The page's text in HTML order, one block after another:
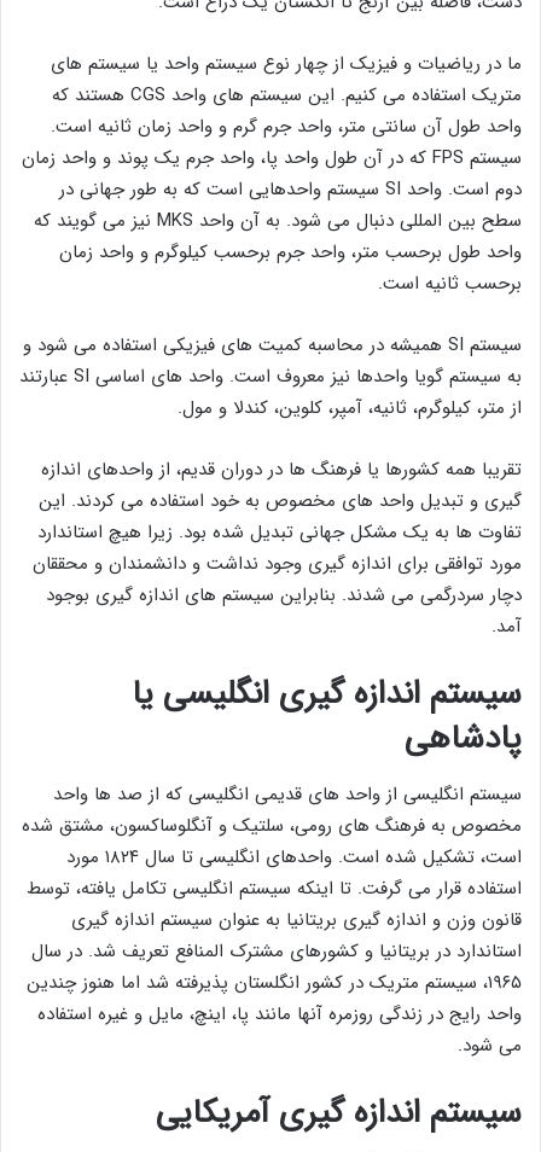
ما در ریاضیات و فیزیک از چهار نوع سیستم واحد یا سیستم های
متریک استفاده می کنیم. این سیستم های واحد CGS هستند که
واحد طول آن سانتی متر، واحد جرم گرم و واحد زمان ثانیه است.
سیستم FPS که در آن طول واحد پا، واحد جرم یک پوند و واحد زمان
دوم است. واحد SI سیستم واحدهایی است که به طور جهانی در
سطح بین المللی دنبال می شود. به آن واحد MKS نیز می گویند که
واحد طول برحسب متر، واحد جرم برحسب کیلوگرم و واحد زمان
برحسب ثانیه است.
سیستم SI همیشه در محاسبه کمیت های فیزیکی استفاده می شود و
به سیستم گویا واحدها نیز معروف است. واحد های اساسی SI عبارتند
از متر، کیلوگرم، ثانیه، آمپر، کلوین، کندلا و مول.
تقریبا همه کشورها یا فرهنگ‌ ها در دوران قدیم، از واحدهای اندازه
‌گیری و تبدیل واحد های مخصوص به خود استفاده می کردند. این
تفاوت ها به یک مشکل جهانی تبدیل شده بود. زیرا هیچ استاندارد
مورد توافقی برای اندازه گیری وجود نداشت و دانشمندان و محققان
دچار سردرگمی می شدند. بنابراین سیستم های اندازه گیری بوجود
آمد.
سیستم اندازه گیری انگلیسی یا
پادشاهی
سیستم انگلیسی از واحد های قدیمی انگلیسی که از صد ها واحد
مخصوص به فرهنگ های رومی، سلتیک و آنگلوساکسون، مشتق شده
است، تشکیل شده است. واحدهای انگلیسی تا سال ۱۸۲۴ مورد
استفاده قرار می گرفت. تا اینکه سیستم انگلیسی تکامل یافته، توسط
قانون وزن و اندازه گیری بریتانیا به عنوان سیستم اندازه گیری
استاندارد در بریتانیا و کشورهای مشترک المنافع تعریف شد. در سال
۱۹۶۵، سیستم متریک در کشور انگلستان پذیرفته شد اما هنوز چندین
واحد رایج در زندگی روزمره آنها مانند پا، اینچ، مایل و غیره استفاده
می شود.
سیستم اندازه گیری آمریکایی